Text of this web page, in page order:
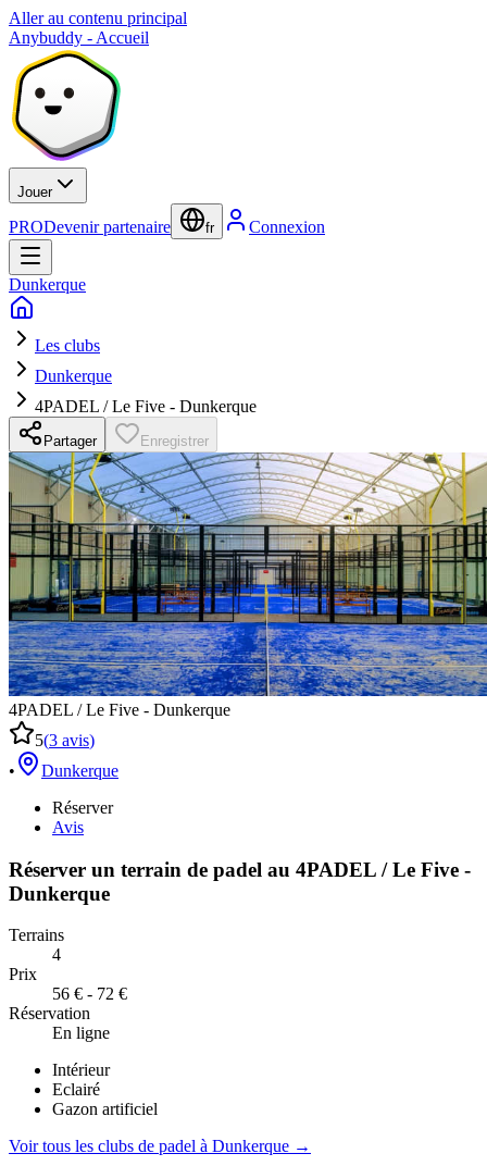
Aller au contenu principal
Anybuddy - Accueil
Jouer
PRODevenir partenaire fr Connexion
Dunkerque
Les clubs
Dunkerque
4PADEL / Le Five - Dunkerque
Partager Enregistrer
4PADEL / Le Five - Dunkerque
5(3 avis)
•
Dunkerque
Réserver
Avis
Réserver un terrain de padel au 4PADEL / Le Five -
Dunkerque
Terrains
4
Prix
56 € - 72 €
Réservation
En ligne
Intérieur
Eclairé
Gazon artificiel
Voir tous les clubs de padel à Dunkerque →